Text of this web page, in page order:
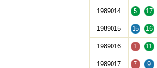
1989014 5 17
1989015 15 16
1989016 1 11
1989017 7 9